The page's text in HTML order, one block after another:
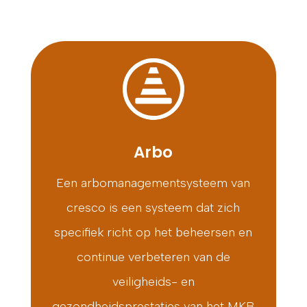
Arbo
Een arbomanagementsysteem van
cresco is een systeem dat zich
specifiek richt op het beheersen en
continue verbeteren van de
veiligheids- en